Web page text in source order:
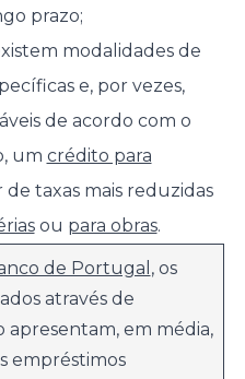
prazo;
modalidades de
e, por vezes,
de acordo com o
um crédito para
taxas mais reduzidas
ou para obras.
de Portugal , os
através de
em média,
empréstimos